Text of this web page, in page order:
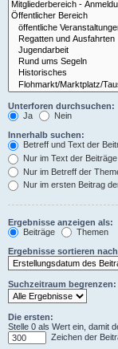
Unterforen durchsuchen:
Ja
Nein
Innerhalb suchen:
Betreff und Text der
Nur im Text der Beiträge
Nur im Betreff der
Nur im ersten Beitrag
Ergebnisse anzeigen als:
Beiträge
Themen
Ergebnisse sortieren
Suchzeitraum begrenzen:
Die ersten:
Stelle 0 als Wert ein, damit
Zeichen der